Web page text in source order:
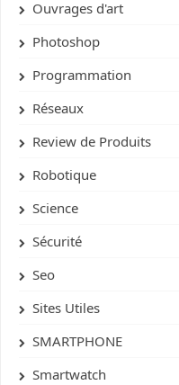
Ouvrages d'art
Photoshop
Programmation
Réseaux
Review de Produits
Robotique
Science
Sécurité
Seo
Sites Utiles
SMARTPHONE
Smartwatch